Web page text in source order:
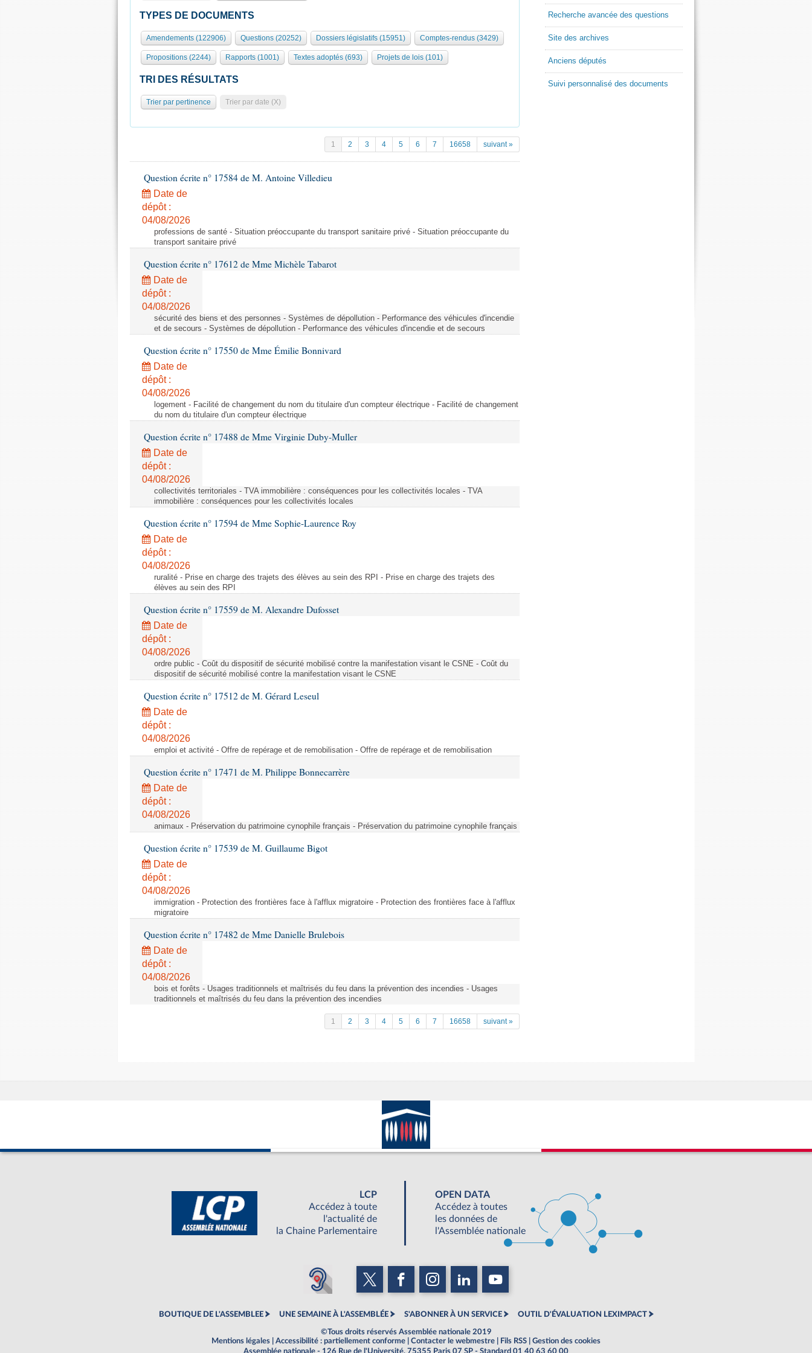
TYPES DE DOCUMENTS
Amendements (122906) Questions (20252) Dossiers législatifs (15951) Comptes-rendus (3429)
Propositions (2244) Rapports (1001) Textes adoptés (693) Projets de lois (101)
TRI DES RÉSULTATS
Trier par pertinence Trier par date (X)
1 2 3 4 5 6 7 16658 suivant »
Question écrite n° 17584 de M. Antoine Villedieu
Date de
dépôt :
04/08/2026
professions de santé - Situation préoccupante du transport sanitaire privé - Situation préoccupante du
transport sanitaire privé
Question écrite n° 17612 de Mme Michèle Tabarot
Date de
dépôt :
04/08/2026
sécurité des biens et des personnes - Systèmes de dépollution - Performance des véhicules d'incendie
et de secours - Systèmes de dépollution - Performance des véhicules d'incendie et de secours
Question écrite n° 17550 de Mme Émilie Bonnivard
Date de
dépôt :
04/08/2026
logement - Facilité de changement du nom du titulaire d'un compteur électrique - Facilité de changement
du nom du titulaire d'un compteur électrique
Question écrite n° 17488 de Mme Virginie Duby-Muller
Date de
dépôt :
04/08/2026
collectivités territoriales - TVA immobilière : conséquences pour les collectivités locales - TVA
immobilière : conséquences pour les collectivités locales
Question écrite n° 17594 de Mme Sophie-Laurence Roy
Date de
dépôt :
04/08/2026
ruralité - Prise en charge des trajets des élèves au sein des RPI - Prise en charge des trajets des
élèves au sein des RPI
Question écrite n° 17559 de M. Alexandre Dufosset
Date de
dépôt :
04/08/2026
ordre public - Coût du dispositif de sécurité mobilisé contre la manifestation visant le CSNE - Coût du
dispositif de sécurité mobilisé contre la manifestation visant le CSNE
Question écrite n° 17512 de M. Gérard Leseul
Date de
dépôt :
04/08/2026
emploi et activité - Offre de repérage et de remobilisation - Offre de repérage et de remobilisation
Question écrite n° 17471 de M. Philippe Bonnecarrère
Date de
dépôt :
04/08/2026
animaux - Préservation du patrimoine cynophile français - Préservation du patrimoine cynophile français
Question écrite n° 17539 de M. Guillaume Bigot
Date de
dépôt :
04/08/2026
immigration - Protection des frontières face à l'afflux migratoire - Protection des frontières face à l'afflux
migratoire
Question écrite n° 17482 de Mme Danielle Brulebois
Date de
dépôt :
04/08/2026
bois et forêts - Usages traditionnels et maîtrisés du feu dans la prévention des incendies - Usages
traditionnels et maîtrisés du feu dans la prévention des incendies
1 2 3 4 5 6 7 16658 suivant »
Recherche avancée des questions
Site des archives
Anciens députés
Suivi personnalisé des documents
LCP
Accédez à toute
l'actualité de
la Chaine Parlementaire
OPEN DATA
Accédez à toutes
les données de
l'Assemblée nationale
BOUTIQUE DE L'ASSEMBLEE UNE SEMAINE À L'ASSEMBLÉE S'ABONNER À UN SERVICE OUTIL D'ÉVALUATION LEXIMPACT
©Tous droits réservés Assemblée nationale 2019
Mentions légales
Accessibilité : partiellement conforme Contacter le webmestre Fils RSS
Gestion des cookies
Assemblée nationale - 126 Rue de l'Université, 75355 Paris 07 SP - Standard 01 40 63 60 00